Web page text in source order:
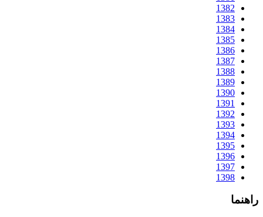
1382
1383
1384
1385
1386
1387
1388
1389
1390
1391
1392
1393
1394
1395
1396
1397
1398
راهنما